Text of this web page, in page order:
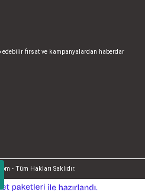
fırsat ve kampanyalardan haberdar
- Tüm Hakları Saklıdır.
e-